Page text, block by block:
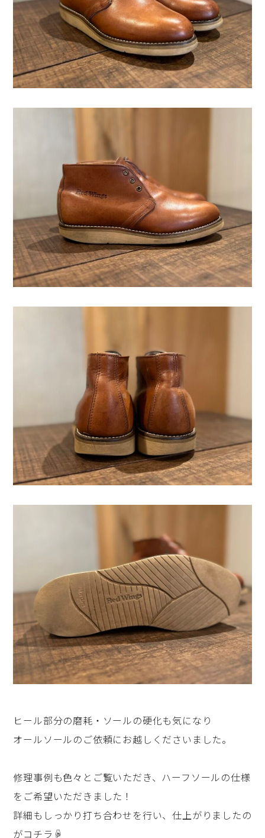
ヒール部分の磨耗・ソールの硬化も気になり
オールソールのご依頼にお越しくださいました。
修理事例も色々とご覧いただき、ハーフソールの仕様
をご希望いただきました！
詳細もしっかり打ち合わせを行い、仕上がりましたの
がコチラ☟